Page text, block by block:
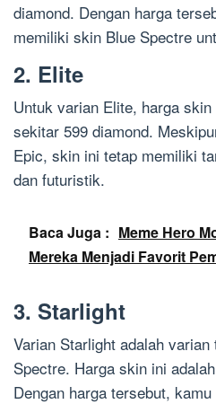
diamond. Dengan harga
memiliki skin Blue Spectre
2. Elite
Untuk varian Elite, harga
sekitar 599 diamond.
Epic, skin ini tetap memiliki
dan futuristik.
Baca Juga : Meme Hero
Mereka Menjadi Favorit
3. Starlight
Varian Starlight adalah
Spectre. Harga skin ini
Dengan harga tersebut,